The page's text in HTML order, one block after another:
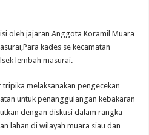
oleh jajaran Anggota Koramil Muara
kades se kecamatan
lembah masurai.
melaksanakan pengecekan
untuk penanggulangan kebakaran
dengan diskusi dalam rangka
lahan di wilayah muara siau dan